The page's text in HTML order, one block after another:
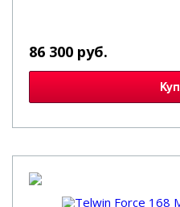
86 300 руб.